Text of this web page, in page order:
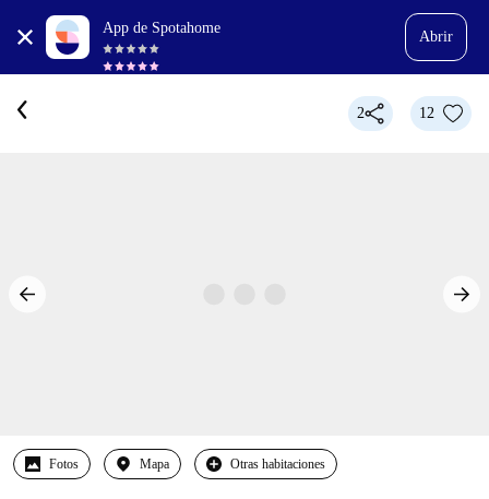
App de Spotahome
Abrir
2 12
Fotos Mapa Otras habitaciones